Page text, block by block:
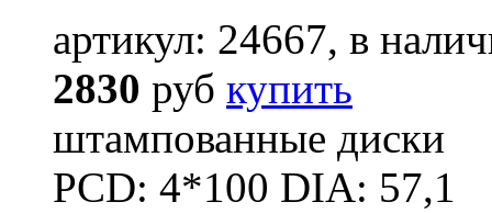
артикул: 24667, в
2830 руб купить
штампованные диски
PCD: 4*100 DIA: 57,1